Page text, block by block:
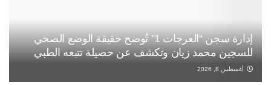
إدارة سجن “العرجات 1” تُوضح حقيقة الوضع الصحي
للسجين محمد زيان وتكشف عن حصيلة تتبعه الطبي
أغسطس 8, 2026